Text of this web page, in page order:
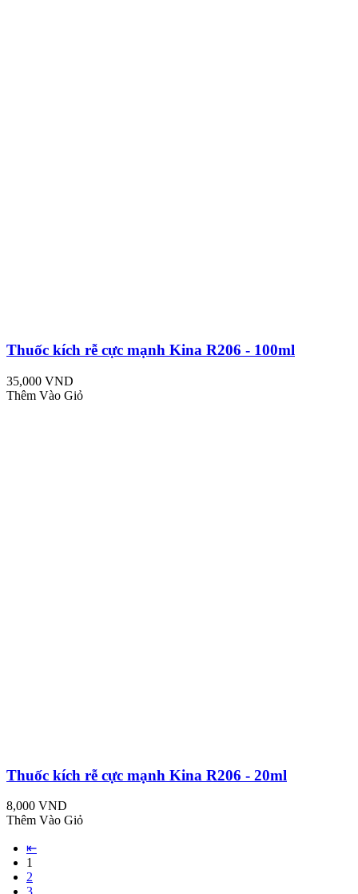
Thuốc kích rễ cực mạnh Kina R206 - 100ml
35,000 VND
Thêm Vào Giỏ
Thuốc kích rễ cực mạnh Kina R206 - 20ml
8,000 VND
Thêm Vào Giỏ
⇤
1
2